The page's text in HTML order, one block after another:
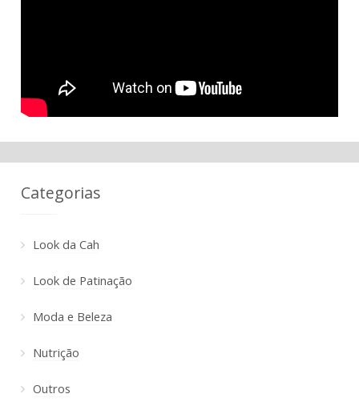
Categorias
Look da Cah
Look de Patinação
Moda e Beleza
Nutrição
Outros